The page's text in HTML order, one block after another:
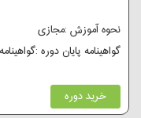
نحوه آموزش :مجازی
گواهینامه پایان دوره
خرید دوره